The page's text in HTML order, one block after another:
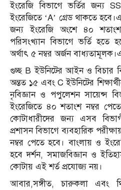
ইংরেজি বিভাগে ভর্তির জন্য
ইংরেজিতে ‘A’ গ্রেড থাকতে
জন্য ইংরেজি অংশে ৪০
পরিসংখ্যান বিভাগে ভর্তি হতে
অর্থাৎ ৫ নম্বর অর্জন
গুচ্ছ B ইউনিটের আইন ও বিচার
অন্তত ১৫ এবং C ইউনিটের
নৃবিজ্ঞান ও পপুলেশন সায়েন্স
ইংরেজিতে ৪০ শতাংশ নম্বর
কোটাধারীদের জন্য এসব
প্রশাসন বিভাগে ব্যবহারিক
নম্বর পেতে হবে। বাংলায় ও
হবে দর্শন, সমাজবিজ্ঞান ও
কোটায় এই শর্ত প্রযোজ্য নয়।
আবার,সঙ্গীত, চারুকলা এবং